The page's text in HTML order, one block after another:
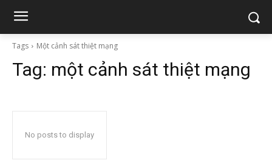
Tags Một cảnh sát thiệt mạng
Tag: một cảnh sát thiệt mạng
No posts to display